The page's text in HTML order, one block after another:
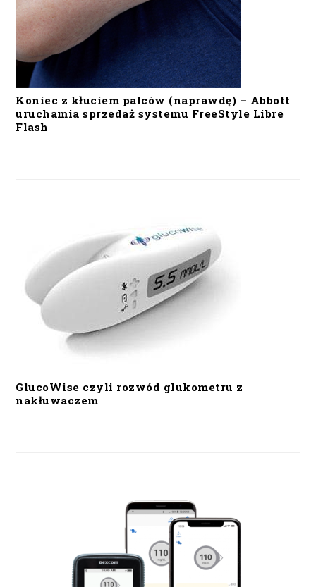
Koniec z kłuciem palców (naprawdę) – Abbott
uruchamia sprzedaż systemu FreeStyle Libre
Flash
GlucoWise czyli rozwód glukometru z
nakłuwaczem